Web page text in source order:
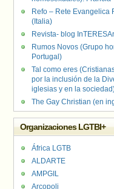
Refo – Rete Evangelica
(Italia)
Revista- blog
Rumos Novos (Grupo
Portugal)
Tal como eres
por la inclusión de la
iglesias y en la
The Gay Christian (en
Organizaciones LGTBI+
África LGTB
ALDARTE
AMPGIL
Arcopoli